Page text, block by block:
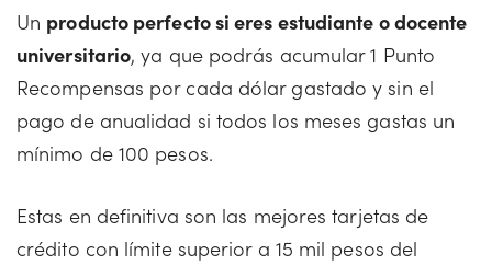
Un producto perfecto si eres estudiante o docente
universitario, ya que podrás acumular 1 Punto
Recompensas por cada dólar gastado y sin el
pago de anualidad si todos los meses gastas un
mínimo de 100 pesos.
Estas en definitiva son las mejores tarjetas de
crédito con límite superior a 15 mil pesos del